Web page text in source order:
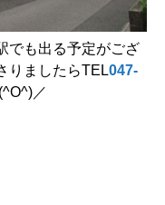
でも出る予定がござ
りましたらTEL047-
／